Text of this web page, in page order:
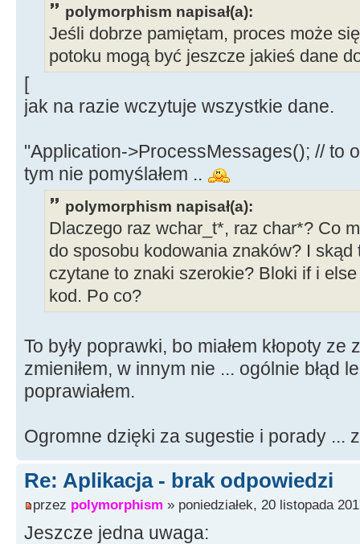
ReadFile(
//"wyłapuję" dane wyjściowe
mess=
pos=mess.
while (pos
>Add(mess.SubString
dane do Memo
pos);
pos
}
>Add(mess);
bzero(buf);
//
}
}
else
{
polymorphism napisał(a):
Jeśli dobrze pamiętam, proces może
potoku mogą być jeszcze jakieś dane
[
jak na razie wczytuje wszystkie dane.
"Application->ProcessMessages(); // to
tym nie pomyślałem ..
polymorphism napisał(a):
Dlaczego raz wchar_t*, raz char*? Co
do sposobu kodowania znaków? I
czytane to znaki szerokie? Bloki if i
kod. Po co?
To były poprawki, bo miałem kłopoty
zmieniłem, w innym nie ... ogólnie błąd
poprawiałem.
Ogromne dzięki za sugestie i porady ...
Re: Aplikacja - brak odpowiedzi
przez polymorphism » poniedziałek, 20 listopada
Jeszcze jedna uwaga: